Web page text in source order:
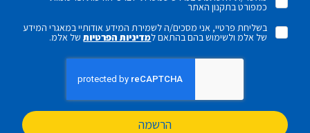
כמפורט בתקנון האתר
בשליחת פרטיי, אני מסכים/ה לשמירת המידע אודותיי במאגרי המידע
של אלמ ולשימוש בהם בהתאם למדיניות הפרטיותשל אלמ.
הרשמה